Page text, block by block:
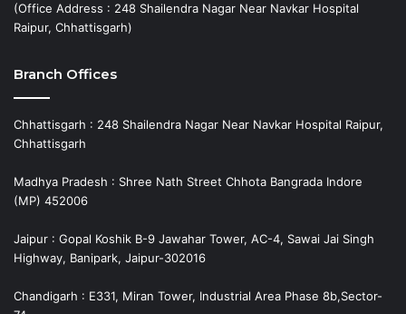
(Office Address : 248 Shailendra Nagar Near Navkar Hospital
Raipur, Chhattisgarh)
Branch Offices
Chhattisgarh : 248 Shailendra Nagar Near Navkar Hospital Raipur,
Chhattisgarh
Madhya Pradesh : Shree Nath Street Chhota Bangrada Indore
(MP) 452006
Jaipur : Gopal Koshik B-9 Jawahar Tower, AC-4, Sawai Jai Singh
Highway, Banipark, Jaipur-302016
Chandigarh : E331, Miran Tower, Industrial Area Phase 8b,Sector-